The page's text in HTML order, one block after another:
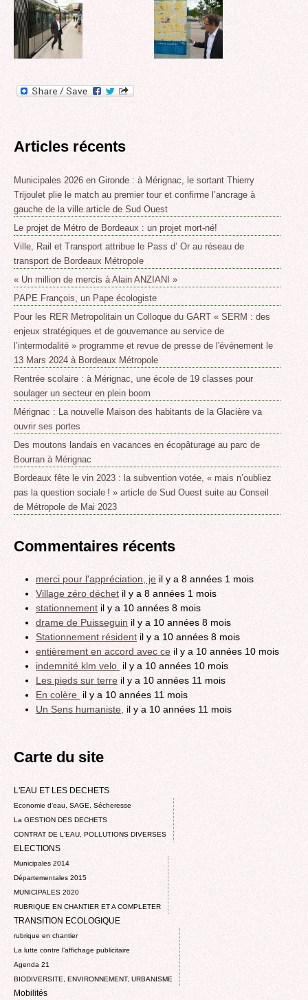
Articles récents
Municipales 2026 en Gironde : à Mérignac, le sortant Thierry
Trijoulet plie le match au premier tour et confirme l’ancrage à
gauche de la ville article de Sud Ouest
Le projet de Métro de Bordeaux : un projet mort-né!
Ville, Rail et Transport attribue le Pass d’ Or au réseau de
transport de Bordeaux Métropole
« Un million de mercis à Alain ANZIANI »
PAPE François, un Pape écologiste
Pour les RER Metropolitain un Colloque du GART « SERM : des
enjeux stratégiques et de gouvernance au service de
l’intermodalité » programme et revue de presse de l'événement le
13 Mars 2024 à Bordeaux Métropole
Rentrée scolaire : à Mérignac, une école de 19 classes pour
soulager un secteur en plein boom
Mérignac : La nouvelle Maison des habitants de la Glacière va
ouvrir ses portes
Des moutons landais en vacances en écopâturage au parc de
Bourran à Mérignac
Bordeaux fête le vin 2023 : la subvention votée, « mais n’oubliez
pas la question sociale ! » article de Sud Ouest suite au Conseil
de Métropole de Mai 2023
Commentaires récents
merci pour l'appréciation, je il y a 8 années 1 mois
Village zéro déchet il y a 8 années 1 mois
stationnement il y a 10 années 8 mois
drame de Puisseguin il y a 10 années 8 mois
Stationnement résident il y a 10 années 8 mois
entièrement en accord avec ce il y a 10 années 10 mois
indemnité klm velo il y a 10 années 10 mois
Les pieds sur terre il y a 10 années 11 mois
En colère il y a 10 années 11 mois
Un Sens humaniste, il y a 10 années 11 mois
Carte du site
L'EAU ET LES DECHETS
Economie d’eau, SAGE, Sécheresse
La GESTION DES DECHETS
CONTRAT DE L'EAU, POLLUTIONS DIVERSES
ELECTIONS
Municipales 2014
Départementales 2015
MUNICIPALES 2020
RUBRIQUE EN CHANTIER ET A COMPLETER
TRANSITION ECOLOGIQUE
rubrique en chantier
La lutte contre l’affichage publicitaire
Agenda 21
BIODIVERSITE, ENVIRONNEMENT, URBANISME
Mobilités